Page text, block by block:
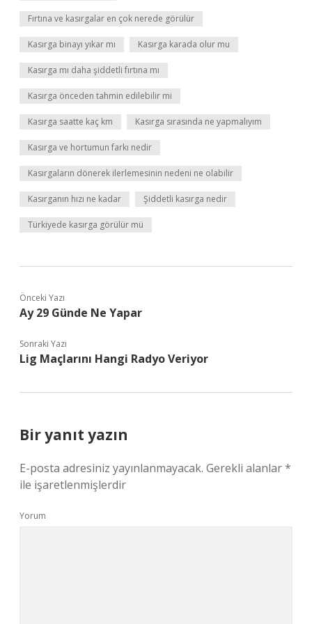
Fırtına ve kasırgalar en çok nerede görülür
Kasırga binayı yıkar mı Kasırga karada olur mu
Kasırga mı daha şiddetli fırtına mı
Kasırga önceden tahmin edilebilir mi
Kasırga saatte kaç km Kasırga sırasında ne yapmalıyım
Kasırga ve hortumun farkı nedir
Kasırgaların dönerek ilerlemesinin nedeni ne olabilir
Kasırganın hızı ne kadar Şiddetli kasırga nedir
Türkiyede kasırga görülür mü
Önceki Yazı
Ay 29 Günde Ne Yapar
Sonraki Yazı
Lig Maçlarını Hangi Radyo Veriyor
Bir yanıt yazın
E-posta adresiniz yayınlanmayacak. Gerekli alanlar*
ile işaretlenmişlerdir
Yorum